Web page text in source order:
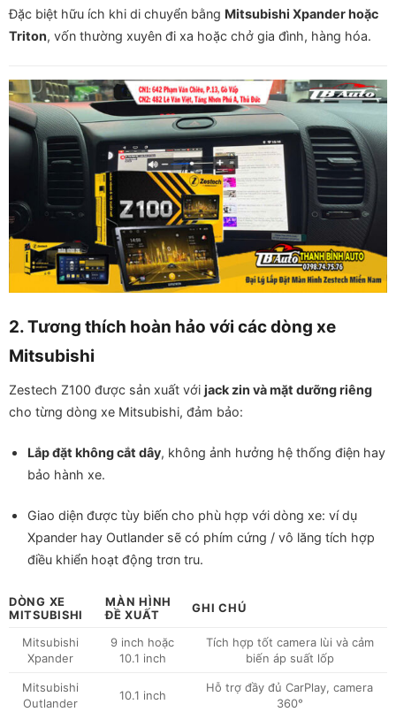
Đặc biệt hữu ích khi di chuyển bằng Mitsubishi Xpander hoặc
Triton, vốn thường xuyên đi xa hoặc chở gia đình, hàng hóa.
2. Tương thích hoàn hảo với các dòng xe
Mitsubishi
Zestech Z100 được sản xuất với jack zin và mặt dưỡng riêng
cho từng dòng xe Mitsubishi, đảm bảo:
Lắp đặt không cắt dây, không ảnh hưởng hệ thống điện hay
bảo hành xe.
Giao diện được tùy biến cho phù hợp với dòng xe: ví dụ
Xpander hay Outlander sẽ có phím cứng / vô lăng tích hợp
điều khiển hoạt động trơn tru.
DÒNG XE
MITSUBISHI
MÀN HÌNH
ĐỀ XUẤT
GHI CHÚ
Mitsubishi
Xpander
9 inch hoặc
10.1 inch
Tích hợp tốt camera lùi và cảm
biến áp suất lốp
Mitsubishi
Outlander
10.1 inch
Hỗ trợ đầy đủ CarPlay, camera
360°